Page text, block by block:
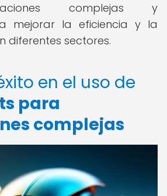
complejas y
mejorar la eficiencia y la
diferentes sectores.
en el uso de
para
complejas